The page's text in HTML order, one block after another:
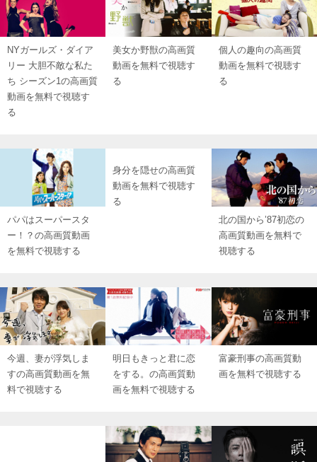
NYガールズ・ダイア
リー 大胆不敵な私た
ち シーズン1の高画質
動画を無料で視聴す
る
美女か野獣の高画質
動画を無料で視聴す
る
個人の趣向の高画質
動画を無料で視聴す
る
パパはスーパースタ
ー！？の高画質動画
を無料で視聴する
身分を隠せの高画質
動画を無料で視聴す
る
北の国から’87初恋の
高画質動画を無料で
視聴する
今週、妻が浮気しま
すの高画質動画を無
料で視聴する
明日もきっと君に恋
をする。の高画質動
画を無料で視聴する
富豪刑事の高画質動
画を無料で視聴する